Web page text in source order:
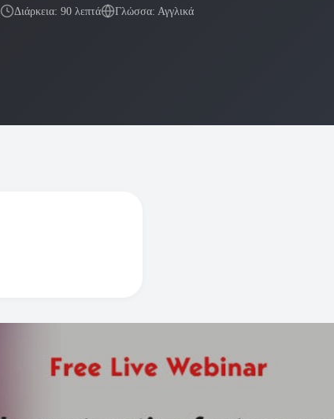
Διάρκεια: 90 λεπτά Γλώσσα: Αγγλικά